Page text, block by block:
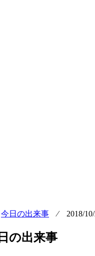
今日の出来事 ⁄ 2018/
の出来事